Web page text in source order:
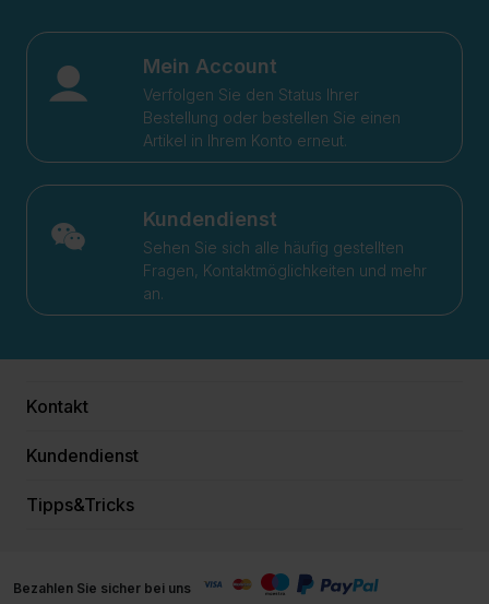
Mein Account
Verfolgen Sie den Status Ihrer
Bestellung oder bestellen Sie einen
Artikel in Ihrem Konto erneut.
Kundendienst
Sehen Sie sich alle häufig gestellten
Fragen, Kontaktmöglichkeiten und mehr
an.
Kontakt
Kundendienst
Tipps&Tricks
Bezahlen Sie sicher bei uns